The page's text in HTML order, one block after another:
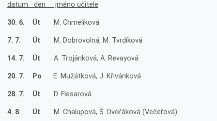
datum den jméno učitele
30. 6. Út M. Chmelíková
7. 7. Út M. Dobrovolná, M. Tvrdíková
14. 7. Út A. Trojánková, A. Revayová
20. 7. Po E. Mužátková, J. Křivánková
28. 7. Út D. Flesarová
4. 8. Út M. Chalupová, Š. Dvořáková (Večeřová)